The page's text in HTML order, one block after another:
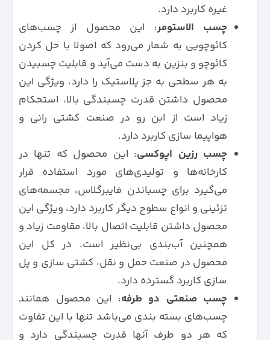
غیره کاربرد دارد.
چسب الاستومر: این محصول از چسب‌های
کائوچویی به شمار می‌رود که اصولا با حل کردن
کائوچو و بنزین به دست می‌آید و قابلیت چسبیدن
به هر سطحی به جز پلاستیک را دارد، ویژگی این
محصول داشتن قدرت چسبندگی بالا، استحکام
زیاد است از ابن رو در صنعت کشتی‌ رانی و
هواپیما سازی کاربرد دارد.
چسب رزین اپوکسی: این محصول که تنها در
کارخانه‌ها و تولیدی‌های مورد استفاده قرار
می‌گیرد برای چسباندن فایبرگلاس، مجسمه‌های
تزئینی و انواع سطوح دیگر کاربرد دارد، ویژگی این
محصول داشتن قابلیت اتصال بالا، مقاومت زیاد و
همچنین آب‌بندی بی‌نظیر است. در کل این
محصول در صنعت حمل و نقل، کشتی سازی و پل
سازی کاربرد گسترده دارد.
چسب صنعتی دو طرفه: این محصول همانند
چسب‌های بسته بندی می‌باشد تنها با این تفاوت
که هر دو طرف آنها قدرت چسبندگی دارد و